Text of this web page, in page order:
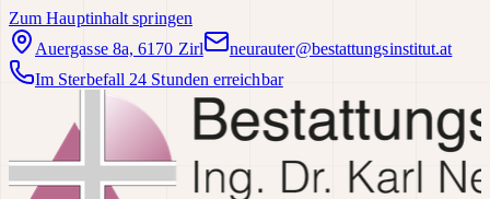
Zum Hauptinhalt springen
Auergasse 8a, 6170 Zirl
neurauter@bestattungsinstitut.at
Im Sterbefall 24 Stunden erreichbar